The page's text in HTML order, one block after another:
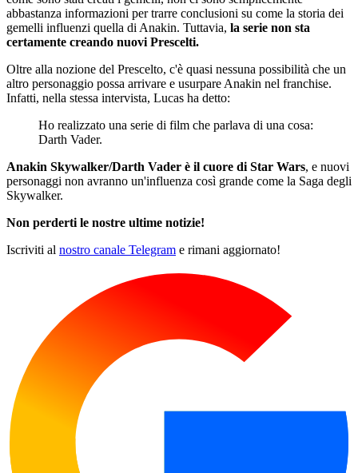
abbastanza informazioni per trarre conclusioni su come la storia dei
gemelli influenzi quella di Anakin. Tuttavia, la serie non sta
certamente creando nuovi Prescelti.
Oltre alla nozione del Prescelto, c'è quasi nessuna possibilità che un
altro personaggio possa arrivare e usurpare Anakin nel franchise.
Infatti, nella stessa intervista, Lucas ha detto:
Ho realizzato una serie di film che parlava di una cosa:
Darth Vader.
Anakin Skywalker/Darth Vader è il cuore di Star Wars, e nuovi
personaggi non avranno un'influenza così grande come la Saga degli
Skywalker.
Non perderti le nostre ultime notizie!
Iscriviti al nostro canale Telegram e rimani aggiornato!